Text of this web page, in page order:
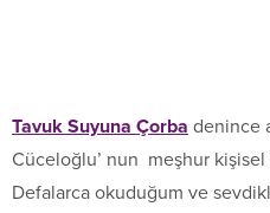
Tavuk Suyuna Çorba denince
Cüceloğlu’ nun meşhur kişisel
Defalarca okuduğum ve